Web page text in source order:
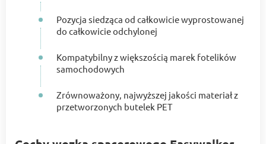
Pozycja siedząca od całkowicie wyprostowanej
do całkowicie odchylonej
Kompatybilny z większością marek fotelików
samochodowych
Zrównoważony, najwyższej jakości materiał z
przetworzonych butelek PET